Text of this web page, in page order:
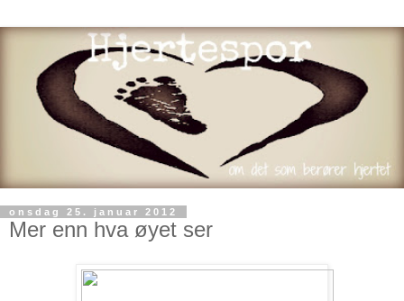
onsdag 25. januar 2012
Mer enn hva øyet ser